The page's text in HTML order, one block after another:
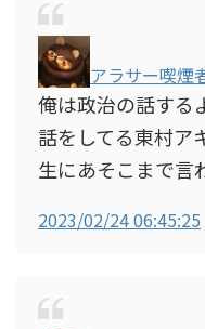
アラサー喫煙
俺は政治の話する
話をしてる東村ア
生にあそこまで言
2023/02/24 06:45:25